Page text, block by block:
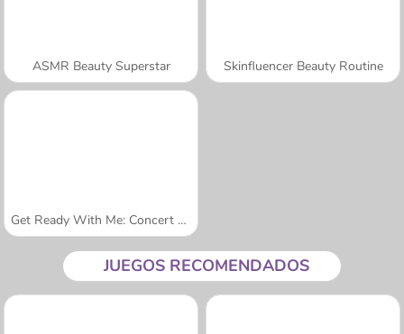
ASMR Beauty Superstar Skinfluencer Beauty Routine
Get Ready With Me: Concert Day
JUEGOS RECOMENDADOS